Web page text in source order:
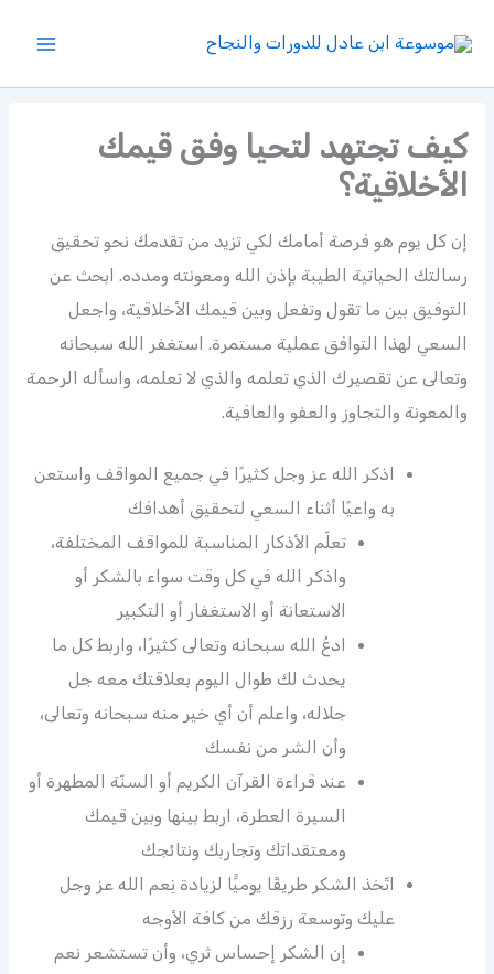
المحتوى
كيف تجتهد لتحيا وفق قيمك
الأخلاقية؟
إن كل يوم هو فرصة أمامك لكي تزيد من تقدمك نحو تحقيق
رسالتك الحياتية الطيبة بإذن الله ومعونته ومدده. ابحث عن
التوفيق بين ما تقول وتفعل وبين قيمك الأخلاقية، واجعل
السعي لهذا التوافق عملية مستمرة. استغفر الله سبحانه
وتعالى عن تقصيرك الذي تعلمه والذي لا تعلمه، واسأله الرحمة
والمعونة والتجاوز والعفو والعافية.
اذكر الله عز وجل كثيرًا في جميع المواقف واستعن
به واعيًا أثناء السعي لتحقيق أهدافك
تعلّم الأذكار المناسبة للمواقف المختلفة،
واذكر الله في كل وقت سواء بالشكر أو
الاستعانة أو الاستغفار أو التكبير
ادعُ الله سبحانه وتعالى كثيرًا، واربط كل ما
يحدث لك طوال اليوم بعلاقتك معه جل
جلاله، واعلم أن أي خير منه سبحانه وتعالى،
وأن الشر من نفسك
عند قراءة القرآن الكريم أو السنّة المطهرة أو
السيرة العطرة، اربط بينها وبين قيمك
ومعتقداتك وتجاربك ونتائجك
اتّخذ الشكر طريقًا يوميًّا لزيادة نِعم الله عز وجل
عليك وتوسعة رزقك من كافة الأوجه
إن الشكر إحساس ثري، وأن تستشعر نعم